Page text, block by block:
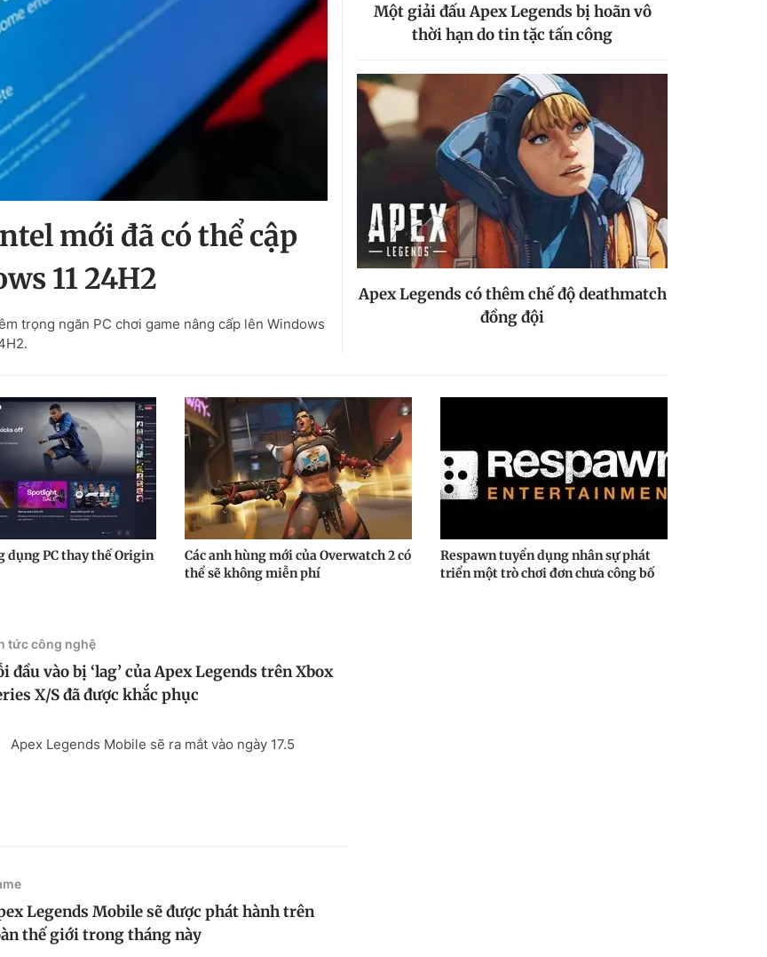
mới đã có thể cập
11 24H2
trọng ngăn PC chơi game nâng cấp lên Windows
Một giải đấu Apex Legends bị hoãn vô
thời hạn do tin tặc tấn công
Apex Legends có thêm chế độ deathmatch
đồng đội
dụng PC thay thế Origin
Các anh hùng mới của Overwatch 2 có
thể sẽ không miễn phí
Respawn tuyển dụng nhân sự phát
triển một trò chơi đơn chưa công bố
tức công nghệ
đầu vào bị ‘lag’ của Apex Legends trên Xbox
X/S đã được khắc phục
Apex Legends Mobile sẽ ra mắt vào ngày 17.5
Legends Mobile sẽ được phát hành trên
thế giới trong tháng này